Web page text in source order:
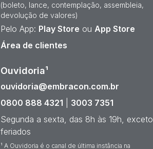
(boleto, lance, contemplação, assembleia,
devolução de valores)
Pelo App: Play Store ou App Store
Área de clientes
Ouvidoria¹
ouvidoria@embracon.com.br
0800 888 4321
3003 7351
Segunda a sexta, das 8h às 19h, exceto
feriados
¹ A Ouvidoria é o canal de última instância na